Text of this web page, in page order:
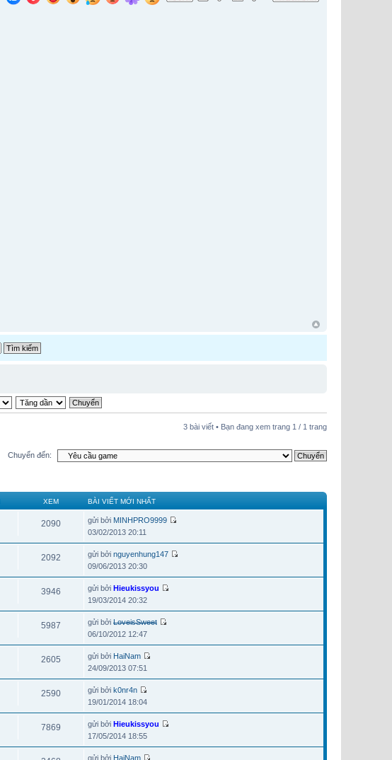
3 bài viết • Bạn đang xem trang 1 / 1 trang
Chuyển đến:
XEM BÀI VIẾT MỚI NHẤT
2090 gửi bởi MINHPRO9999
03/02/2013 20:11
2092 gửi bởi nguyenhung147
09/06/2013 20:30
3946 gửi bởi Hieukissyou
19/03/2014 20:32
5987 gửi bởi LoveisSweet
06/10/2012 12:47
2605 gửi bởi HaiNam
24/09/2013 07:51
2590 gửi bởi k0nr4n
19/01/2014 18:04
7869 gửi bởi Hieukissyou
17/05/2014 18:55
gửi bởi HaiNam